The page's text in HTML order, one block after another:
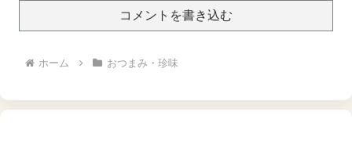
コメントを書き込む
ホーム おつまみ・珍味